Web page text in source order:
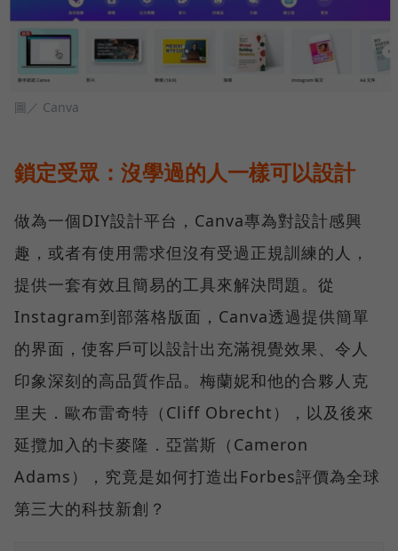
圖／ Canva
鎖定受眾：沒學過的人一樣可以設計
做為一個DIY設計平台，Canva專為對設計感興
趣，或者有使用需求但沒有受過正規訓練的人，
提供一套有效且簡易的工具來解決問題。從
Instagram到部落格版面，Canva透過提供簡單
的界面，使客戶可以設計出充滿視覺效果、令人
印象深刻的高品質作品。梅蘭妮和他的合夥人克
里夫．歐布雷奇特（Cliff Obrecht），以及後來
延攬加入的卡麥隆．亞當斯（Cameron
Adams），究竟是如何打造出Forbes評價為全球
第三大的科技新創？